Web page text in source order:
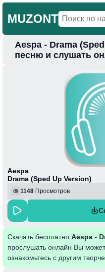
MUZONT
Главная
Aespa - Drama
песню и слушать
Aespa
Drama (Sped Up Version)
1148 Просмотров
Скачать бесплатно Aespa -
прослушать онлайн Вы
ознакомьтесь с другим